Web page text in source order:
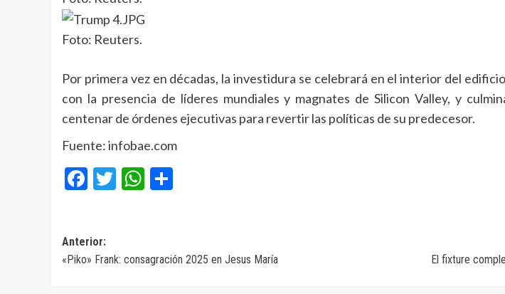
Foto: Reuters.
Por primera vez en décadas, la investidura se celebrará en el interior del
con la presencia de líderes mundiales y magnates de Silicon Valley, y
centenar de órdenes ejecutivas para revertir las políticas de su predecesor.
Fuente: infobae.com
Facebook
TwitterWhatsApp
Navegación
de
Anterior:
«Piko» Frank: consagración 2025 en Jesus María
El fixture